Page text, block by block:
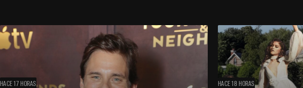
HACE 17 HORAS HACE 18 HORAS